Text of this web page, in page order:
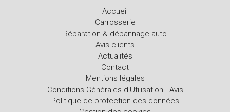
Accueil
Carrosserie
Réparation & dépannage auto
Avis clients
Actualités
Contact
Mentions légales
Conditions Générales d'Utilisation - Avis
Politique de protection des données